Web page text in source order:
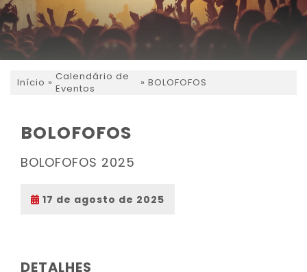
Início » Calendário de
Eventos
» BOLOFOFOS
BOLOFOFOS
BOLOFOFOS 2025
17 de agosto de 2025
DETALHES